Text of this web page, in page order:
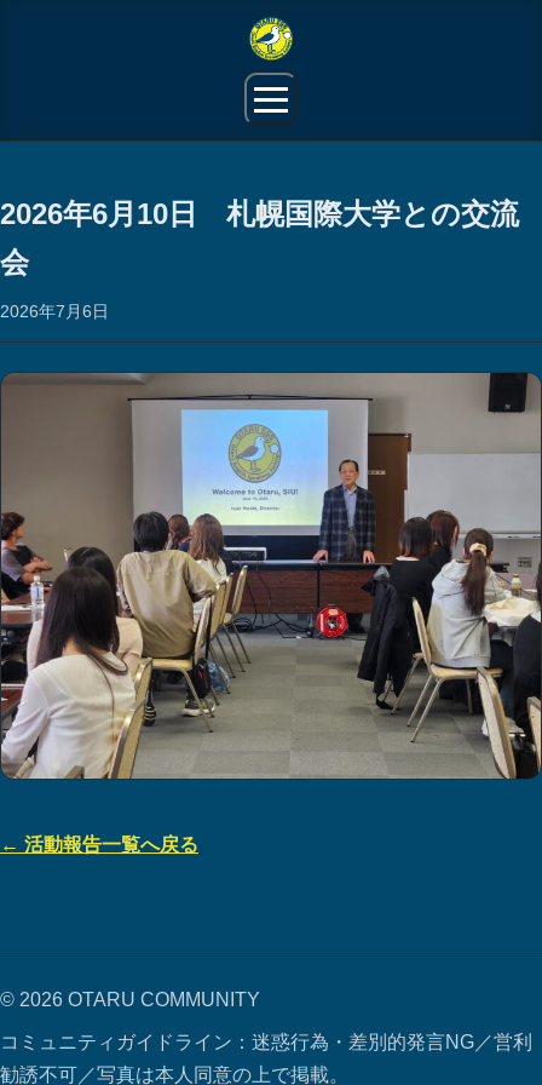
小樽ESSとは
ギャラリー
会員限定ページ
お問い合わせ
2026年6月10日 札幌国際大学との交流
会
2026年7月6日
← 活動報告一覧へ戻る
© 2026 OTARU COMMUNITY
コミュニティガイドライン：迷惑行為・差別的発言NG／営利
勧誘不可／写真は本人同意の上で掲載。